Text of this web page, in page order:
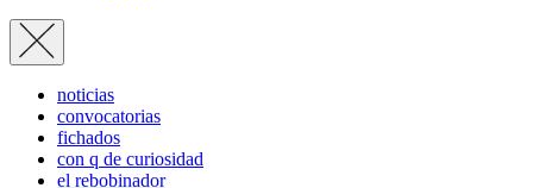
noticias
convocatorias
fichados
con q de curiosidad
el rebobinador